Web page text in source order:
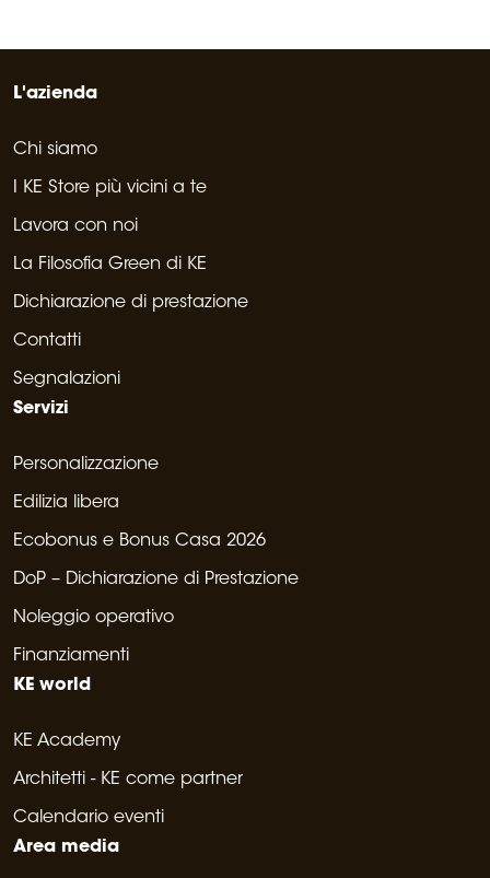
L'azienda
Chi siamo
I KE Store più vicini a te
Lavora con noi
La Filosofia Green di KE
Dichiarazione di prestazione
Contatti
Segnalazioni
Servizi
Personalizzazione
Edilizia libera
Ecobonus e Bonus Casa 2026
DoP – Dichiarazione di Prestazione
Noleggio operativo
Finanziamenti
KE world
KE Academy
Architetti - KE come partner
Calendario eventi
Area media